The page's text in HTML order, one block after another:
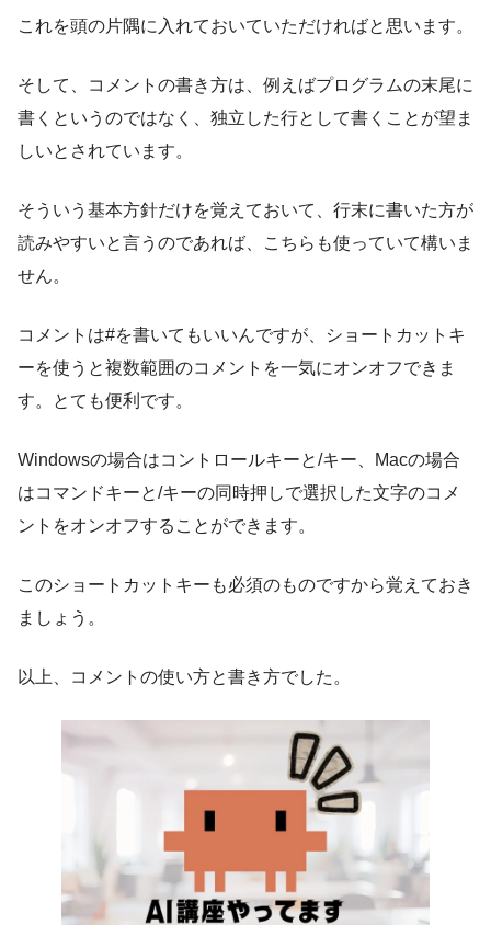
これを頭の片隅に入れておいていただければと思います。
そして、コメントの書き方は、例えばプログラムの末尾に
書くというのではなく、独立した行として書くことが望ま
しいとされています。
そういう基本方針だけを覚えておいて、行末に書いた方が
読みやすいと言うのであれば、こちらも使っていて構いま
せん。
コメントは#を書いてもいいんですが、ショートカットキ
ーを使うと複数範囲のコメントを一気にオンオフできま
す。とても便利です。
Windowsの場合はコントロールキーと/キー、Macの場合
はコマンドキーと/キーの同時押しで選択した文字のコメ
ントをオンオフすることができます。
このショートカットキーも必須のものですから覚えておき
ましょう。
以上、コメントの使い方と書き方でした。